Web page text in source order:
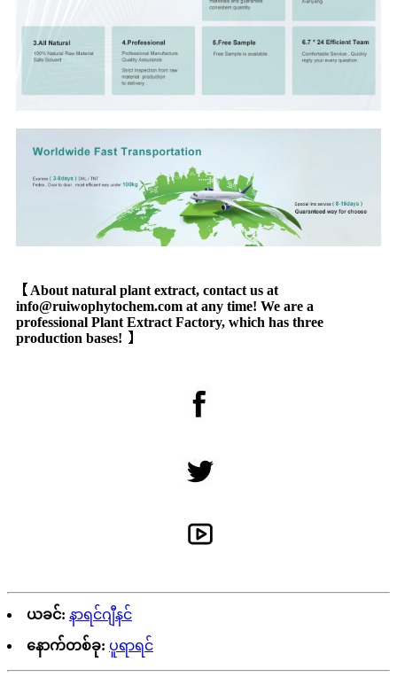
【 About natural plant extract, contact us at
info@ruiwophytochem.com at any time! We are a
professional Plant Extract Factory, which has three
production bases! 】
ယခင်: နာရင်ဂျီနင်
နောက်တစ်ခု: ပူရာရင်